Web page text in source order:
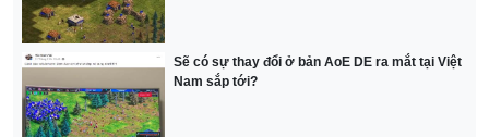
Sẽ có sự thay đổi ở bản AoE DE ra mắt tại Việt
Nam sắp tới?